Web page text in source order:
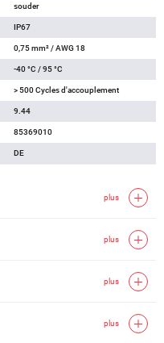
souder
IP67
0,75 mm² / AWG 18
-40 °C / 95 °C
> 500 Cycles d'accouplement
9.44
85369010
DE
plus
plus
plus
plus